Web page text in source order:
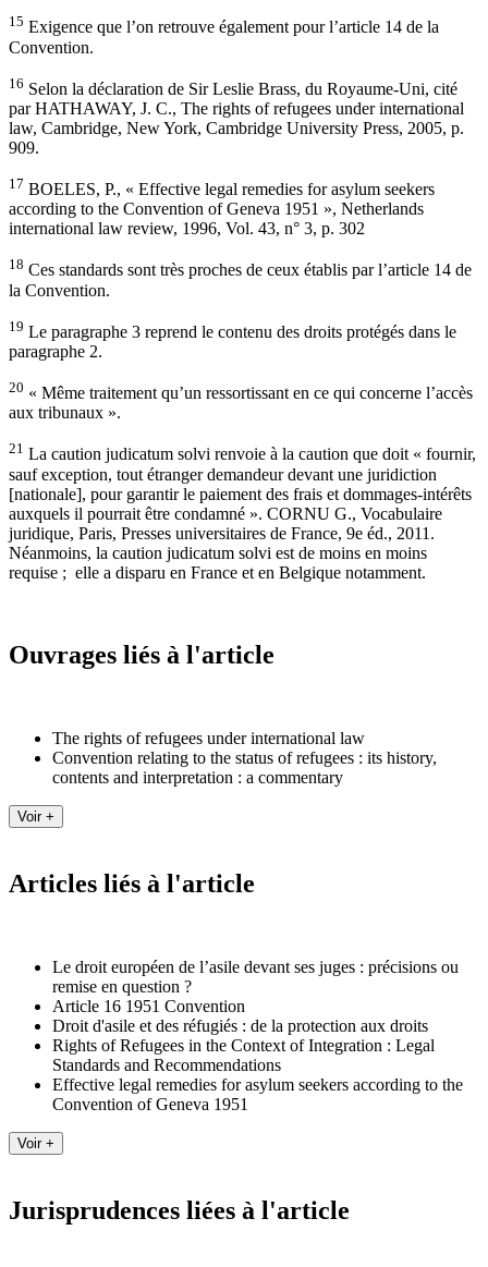
15 Exigence que l’on retrouve également pour l’article 14 de la
Convention.
16 Selon la déclaration de Sir Leslie Brass, du Royaume-Uni, cité
par HATHAWAY, J. C., The rights of refugees under international
law, Cambridge, New York, Cambridge University Press, 2005, p.
909.
17 BOELES, P., « Effective legal remedies for asylum seekers
according to the Convention of Geneva 1951 », Netherlands
international law review, 1996, Vol. 43, n° 3, p. 302
18 Ces standards sont très proches de ceux établis par l’article 14 de
la Convention.
19 Le paragraphe 3 reprend le contenu des droits protégés dans le
paragraphe 2.
20 « Même traitement qu’un ressortissant en ce qui concerne l’accès
aux tribunaux ».
21 La caution judicatum solvi renvoie à la caution que doit « fournir,
sauf exception, tout étranger demandeur devant une juridiction
[nationale], pour garantir le paiement des frais et dommages-intérêts
auxquels il pourrait être condamné ». CORNU G., Vocabulaire
juridique, Paris, Presses universitaires de France, 9e éd., 2011.
Néanmoins, la caution judicatum solvi est de moins en moins
requise ; elle a disparu en France et en Belgique notamment.
Ouvrages liés à l'article
The rights of refugees under international law
Convention relating to the status of refugees : its history,
contents and interpretation : a commentary
Articles liés à l'article
Le droit européen de l’asile devant ses juges : précisions ou
remise en question ?
Article 16 1951 Convention
Droit d'asile et des réfugiés : de la protection aux droits
Rights of Refugees in the Context of Integration : Legal
Standards and Recommendations
Effective legal remedies for asylum seekers according to the
Convention of Geneva 1951
Jurisprudences liées à l'article